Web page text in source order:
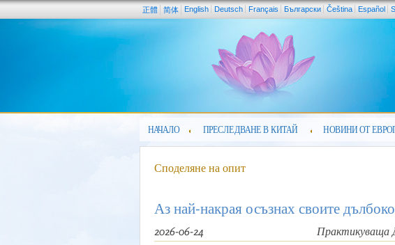
正體 简体 English Deutsch Français Български Čeština Español
НАЧАЛО ПРЕСЛЕДВАНЕ В КИТАЙ НОВИНИ ОТ
Споделяне на опит
Аз най-накрая осъзнах своите
Практикуваща
2026-06-24